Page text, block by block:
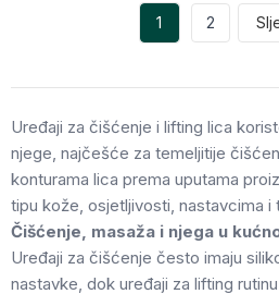
1 2
Uređaji za čišćenje i lifting lica
njege, najčešće za temeljitije
konturama lica prema uputama
tipu kože, osjetljivosti, nastavcima i
Čišćenje, masaža i njega u
Uređaji za čišćenje često imaju
nastavke, dok uređaji za lifting